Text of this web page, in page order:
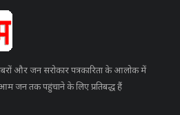
और जन सरोकार पत्रकारिता के आलोक में
जन तक पहुंचाने के लिए प्रतिबद्ध हैं